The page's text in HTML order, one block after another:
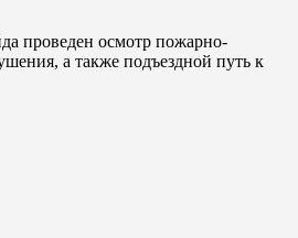
проведен осмотр пожарно-
а также подъездной путь к